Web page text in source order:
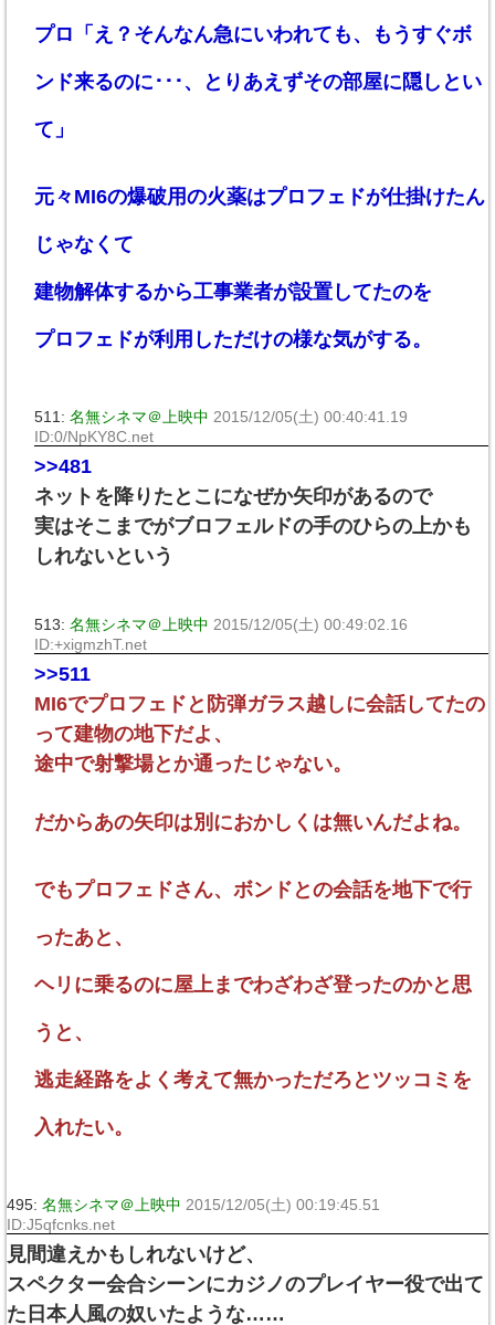
プロ「え？そんなん急にいわれても、もうすぐボ
ンド来るのに･･･、とりあえずその部屋に隠しとい
て」
元々MI6の爆破用の火薬はプロフェドが仕掛けたん
じゃなくて
建物解体するから工事業者が設置してたのを
プロフェドが利用しただけの様な気がする。
511: 名無シネマ＠上映中 2015/12/05(土) 00:40:41.19
ID:0/NpKY8C.net
>>481
ネットを降りたとこになぜか矢印があるので
実はそこまでがブロフェルドの手のひらの上かも
しれないという
513: 名無シネマ＠上映中 2015/12/05(土) 00:49:02.16
ID:+xigmzhT.net
>>511
MI6でプロフェドと防弾ガラス越しに会話してたの
って建物の地下だよ、
途中で射撃場とか通ったじゃない。
だからあの矢印は別におかしくは無いんだよね。
でもプロフェドさん、ボンドとの会話を地下で行
ったあと、
ヘリに乗るのに屋上までわざわざ登ったのかと思
うと、
逃走経路をよく考えて無かっただろとツッコミを
入れたい。
495: 名無シネマ＠上映中 2015/12/05(土) 00:19:45.51
ID:J5qfcnks.net
見間違えかもしれないけど、
スペクター会合シーンにカジノのプレイヤー役で出て
た日本人風の奴いたような……